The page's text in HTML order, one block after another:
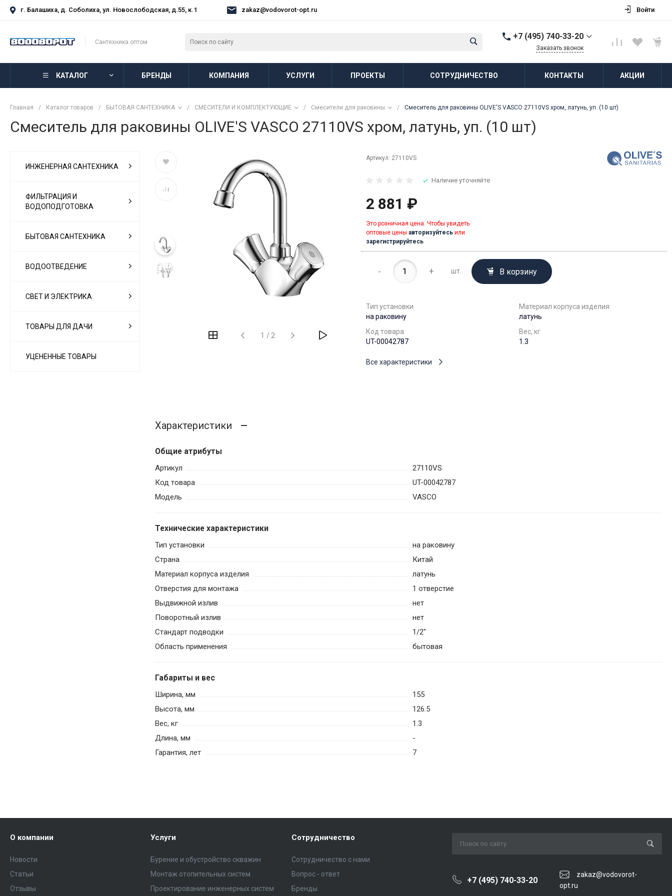
г. Балашиха, д. Соболиха, ул. Новослободская, д.55, к.1 zakaz@vodovorot-opt.ru Войти
Сантехника оптом
+7 (495) 740-33-20
г. Балашиха, д.
Пн-Пт: 8:00-18:00 Cб-Вс:
zakaz@vodovorot-opt.ru
Заказать звонок
КАТАЛОГ БРЕНДЫ КОМПАНИЯ УСЛУГИ ПРОЕКТЫ СОТРУДНИЧЕСТВО КОНТАКТЫ АКЦИИ
Главная / Каталог товаров / БЫТОВАЯ САНТЕХНИКА / СМЕСИТЕЛИ И КОМПЛЕКТУЮЩИЕ / Смесители для раковины / Смеситель для раковины OLIVE'S VASCO 27110VS хром, латунь, уп. (10 шт)
Смеситель для раковины OLIVE'S VASCO 27110VS хром, латунь, уп. (10 шт)
ИНЖЕНЕРНАЯ САНТЕХНИКА
ФИЛЬТРАЦИЯ И
ВОДОПОДГОТОВКА
БЫТОВАЯ САНТЕХНИКА
ВОДООТВЕДЕНИЕ
СВЕТ И ЭЛЕКТРИКА
ТОВАРЫ ДЛЯ ДАЧИ
УЦЕНЕННЫЕ ТОВАРЫ
1 / 2
Артикул: 27110VS
Наличие уточняйте
2 881 ₽
Это розничная цена. Чтобы увидеть
оптовые цены авторизуйтесьили
зарегистрируйтесь
- + шт. В корзину
Тип установки
на раковину
Материал корпуса изделия
латунь
Код товара
UT-00042787
Вес, кг
1.3
Все характеристики
Характеристики
Общие атрибуты
Артикул
27110VS
Код товара
UT-00042787
Модель
VASCO
Технические характеристики
Тип установки
на раковину
Страна
Китай
Материал корпуса изделия
латунь
Отверстия для монтажа
1 отверстие
Выдвижной излив
нет
Поворотный излив
нет
Стандарт подводки
1/2"
Область применения
бытовая
Габариты и вес
Ширина, мм
155
Высота, мм
126.5
Вес, кг
1.3
Длина, мм
-
Гарантия, лет
7
О компании
Новости
Статьи
Отзывы
Услуги
Бурение и обустройство скважин
Монтаж отопительных систем
Проектирование инженерных систем
Сотрудничество
Сотрудничество с нами
Вопрос - ответ
Бренды
+7 (495) 740-33-20
zakaz@vodovorot-
opt.ru